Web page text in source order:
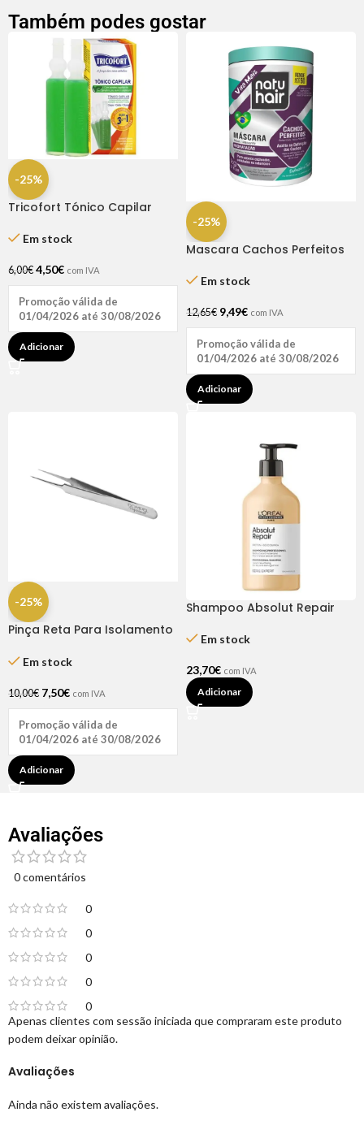
Também podes gostar
-25%
Tricofort Tónico Capilar
Em stock
6,00€ 4,50€ com IVA
Promoção válida de
01/04/2026 até 30/08/2026
Adicionar
-25%
Mascara Cachos Perfeitos
Em stock
12,65€ 9,49€ com IVA
Promoção válida de
01/04/2026 até 30/08/2026
Adicionar
-25%
Pinça Reta Para Isolamento
Em stock
10,00€ 7,50€ com IVA
Promoção válida de
01/04/2026 até 30/08/2026
Adicionar
Shampoo Absolut Repair
Em stock
23,70€ com IVA
Adicionar
Avaliações
0 comentários
0
0
0
0
0
Avaliações
Ainda não existem avaliações.
Apenas clientes com sessão iniciada que compraram este produto
podem deixar opinião.